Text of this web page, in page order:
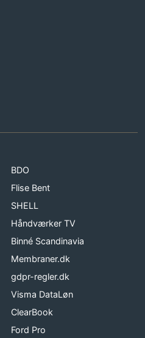
BDO
Flise Bent
SHELL
Håndværker TV
Binné Scandinavia
Membraner.dk
gdpr-regler.dk
Visma DataLøn
ClearBook
Ford Pro